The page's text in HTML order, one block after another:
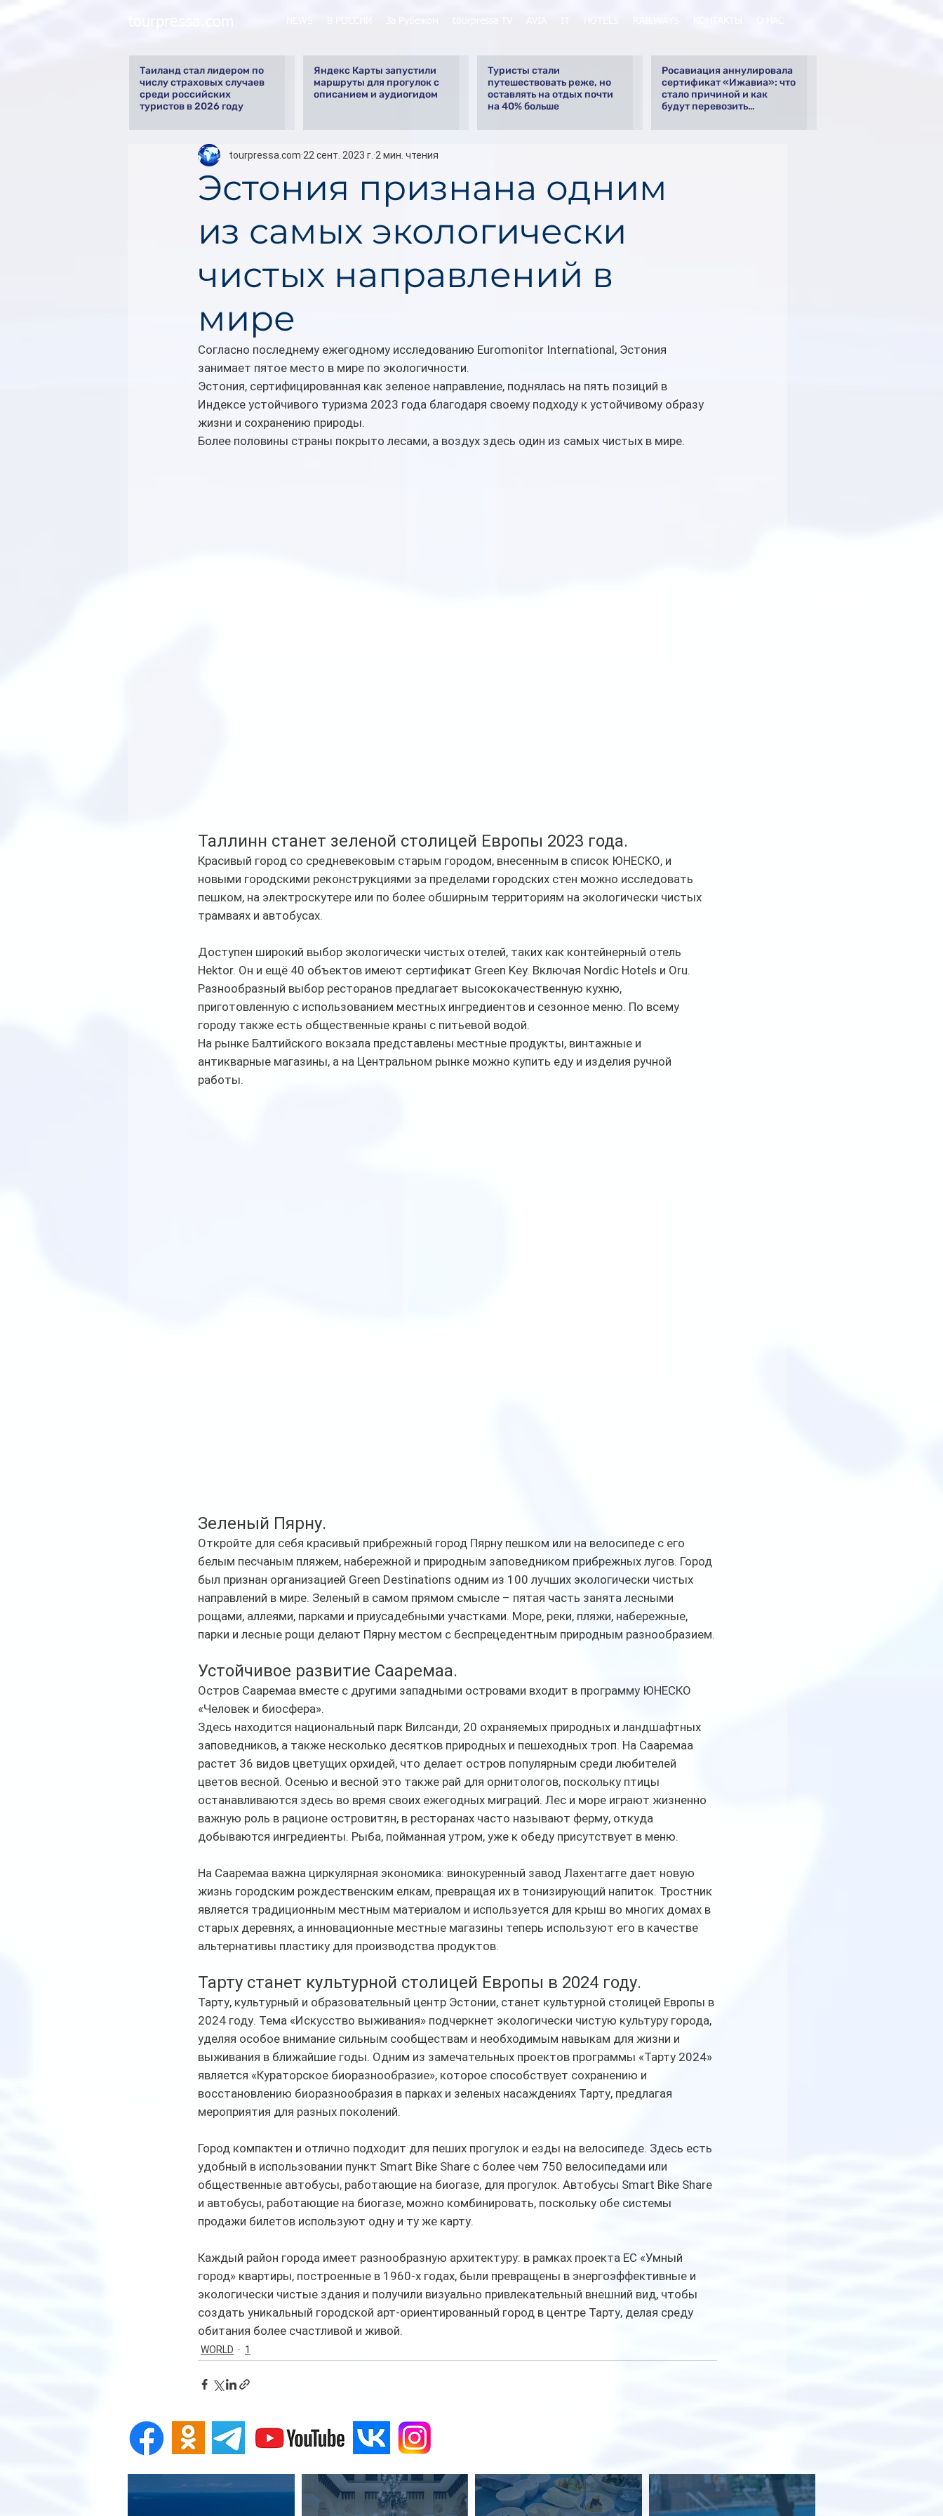
Таиланд стал лидером по
числу страховых случаев
среди российских
туристов в 2026 году
Яндекс Карты запустили
маршруты для прогулок с
описанием и аудиогидом
Туристы стали
путешествовать реже, но
оставлять на отдых почти
на 40% больше
Росавиация аннулировала
сертификат «Ижавиа»: что
стало причиной и как
будут перевозить
Эстония признана одним
из самых экологически
чистых направлений в
мире
tourpressa.com 22 сент. 2023 г. 2 мин. чтения
Согласно последнему ежегодному исследованию Euromonitor International, Эстония
занимает пятое место в мире по экологичности.
Эстония, сертифицированная как зеленое направление, поднялась на пять позиций в
Индексе устойчивого туризма 2023 года благодаря своему подходу к устойчивому образу
жизни и сохранению природы.
Более половины страны покрыто лесами, а воздух здесь один из самых чистых в мире.
Таллинн станет зеленой столицей Европы 2023 года.
Красивый город со средневековым старым городом, внесенным в список ЮНЕСКО, и
новыми городскими реконструкциями за пределами городских стен можно исследовать
пешком, на электроскутере или по более обширным территориям на экологически чистых
трамваях и автобусах.
Доступен широкий выбор экологически чистых отелей, таких как контейнерный отель
Hektor. Он и ещё 40 объектов имеют сертификат Green Key. Включая Nordic Hotels и Oru.
Разнообразный выбор ресторанов предлагает высококачественную кухню,
приготовленную с использованием местных ингредиентов и сезонное меню. По всему
городу также есть общественные краны с питьевой водой.
На рынке Балтийского вокзала представлены местные продукты, винтажные и
антикварные магазины, а на Центральном рынке можно купить еду и изделия ручной
работы.
Зеленый Пярну.
Откройте для себя красивый прибрежный город Пярну пешком или на велосипеде с его
белым песчаным пляжем, набережной и природным заповедником прибрежных лугов. Город
был признан организацией Green Destinations одним из 100 лучших экологически чистых
направлений в мире. Зеленый в самом прямом смысле – пятая часть занята лесными
рощами, аллеями, парками и приусадебными участками. Море, реки, пляжи, набережные,
парки и лесные рощи делают Пярну местом с беспрецедентным природным разнообразием.
Устойчивое развитие Сааремаа.
Остров Сааремаа вместе с другими западными островами входит в программу ЮНЕСКО
«Человек и биосфера».
Здесь находится национальный парк Вилсанди, 20 охраняемых природных и ландшафтных
заповедников, а также несколько десятков природных и пешеходных троп. На Сааремаа
растет 36 видов цветущих орхидей, что делает остров популярным среди любителей
цветов весной. Осенью и весной это также рай для орнитологов, поскольку птицы
останавливаются здесь во время своих ежегодных миграций. Лес и море играют жизненно
важную роль в рационе островитян, в ресторанах часто называют ферму, откуда
добываются ингредиенты. Рыба, пойманная утром, уже к обеду присутствует в меню.
На Сааремаа важна циркулярная экономика: винокуренный завод Лахентагге дает новую
жизнь городским рождественским елкам, превращая их в тонизирующий напиток. Тростник
является традиционным местным материалом и используется для крыш во многих домах в
старых деревнях, а инновационные местные магазины теперь используют его в качестве
альтернативы пластику для производства продуктов.
Тарту станет культурной столицей Европы в 2024 году.
Тарту, культурный и образовательный центр Эстонии, станет культурной столицей Европы в
2024 году. Тема «Искусство выживания» подчеркнет экологически чистую культуру города,
уделяя особое внимание сильным сообществам и необходимым навыкам для жизни и
выживания в ближайшие годы. Одним из замечательных проектов программы «Тарту 2024»
является «Кураторское биоразнообразие», которое способствует сохранению и
восстановлению биоразнообразия в парках и зеленых насаждениях Тарту, предлагая
мероприятия для разных поколений.
Город компактен и отлично подходит для пеших прогулок и езды на велосипеде. Здесь есть
удобный в использовании пункт Smart Bike Share с более чем 750 велосипедами или
общественные автобусы, работающие на биогазе, для прогулок. Автобусы Smart Bike Share
и автобусы, работающие на биогазе, можно комбинировать, поскольку обе системы
продажи билетов используют одну и ту же карту.
Каждый район города имеет разнообразную архитектуру: в рамках проекта ЕС «Умный
город» квартиры, построенные в 1960-х годах, были превращены в энергоэффективные и
экологически чистые здания и получили визуально привлекательный внешний вид, чтобы
создать уникальный городской арт-ориентированный город в центре Тарту, делая среду
обитания более счастливой и живой.
WORLD 1